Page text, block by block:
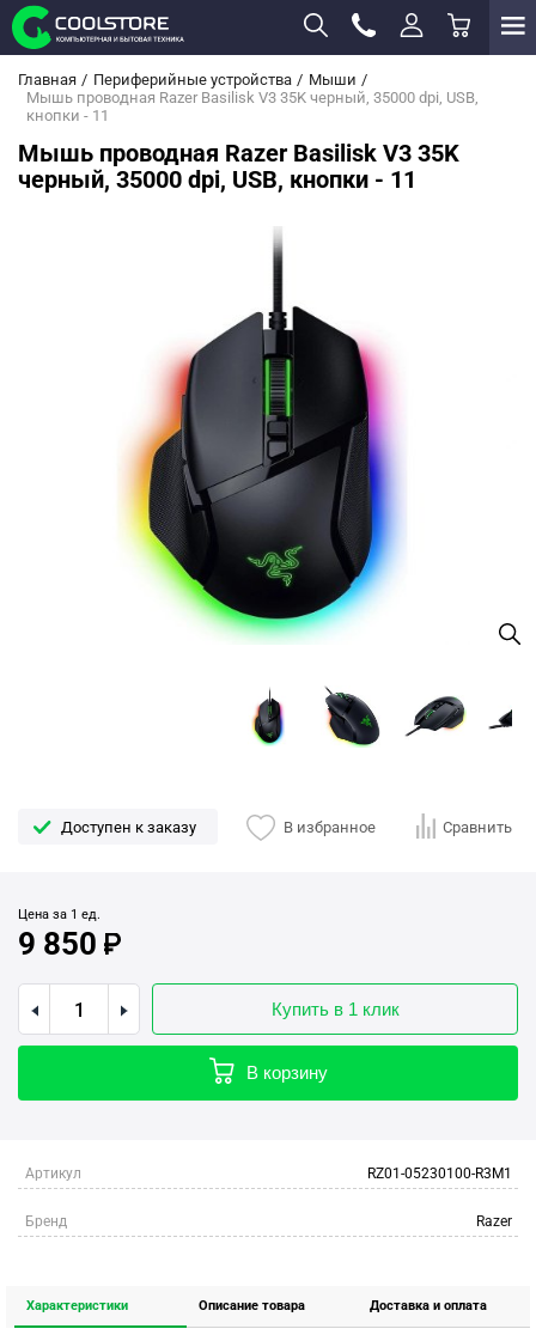
Главная Периферийные устройства
Мыши
Мышь проводная Razer Basilisk V3 35K черный, 35000 dpi, USB,
кнопки - 11
Мышь проводная Razer Basilisk V3 35K
черный, 35000 dpi, USB, кнопки - 11
Доступен к заказу В избранное Сравнить
Цена за 1 ед.
9 850
Купить в 1 клик
В корзину
Артикул RZ01-05230100-R3M1
Бренд Razer
Характеристики Описание товара Доставка и оплата